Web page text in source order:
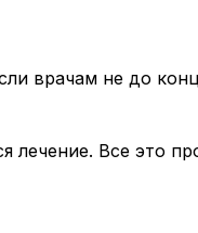
врачам не до
лечение. Все это